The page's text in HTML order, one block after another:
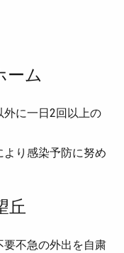
ーム
に一日2回以上の
り感染予防に努め
丘
不急の外出を自粛